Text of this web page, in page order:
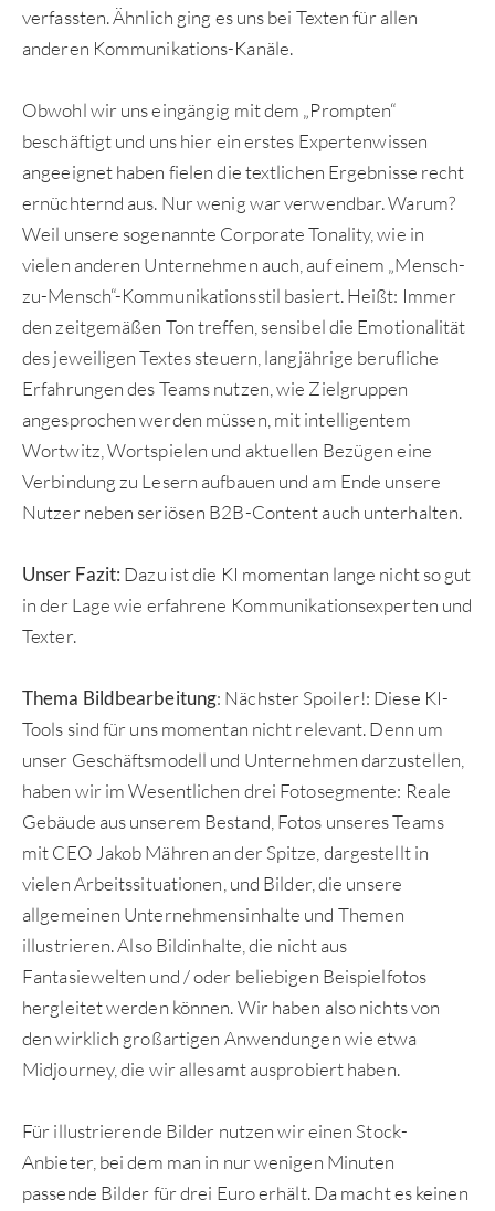
verfassten. Ähnlich ging es uns bei Texten für allen
anderen Kommunikations-Kanäle.
Obwohl wir uns eingängig mit dem „Prompten“
beschäftigt und uns hier ein erstes Expertenwissen
angeeignet haben fielen die textlichen Ergebnisse recht
ernüchternd aus. Nur wenig war verwendbar. Warum?
Weil unsere sogenannte Corporate Tonality, wie in
vielen anderen Unternehmen auch, auf einem „Mensch-
zu-Mensch“-Kommunikationsstil basiert. Heißt: Immer
den zeitgemäßen Ton treffen, sensibel die Emotionalität
des jeweiligen Textes steuern, langjährige berufliche
Erfahrungen des Teams nutzen, wie Zielgruppen
angesprochen werden müssen, mit intelligentem
Wortwitz, Wortspielen und aktuellen Bezügen eine
Verbindung zu Lesern aufbauen und am Ende unsere
Nutzer neben seriösen B2B-Content auch unterhalten.
Unser Fazit: Dazu ist die KI momentan lange nicht so gut
in der Lage wie erfahrene Kommunikationsexperten und
Texter.
Thema Bildbearbeitung: Nächster Spoiler!: Diese KI-
Tools sind für uns momentan nicht relevant. Denn um
unser Geschäftsmodell und Unternehmen darzustellen,
haben wir im Wesentlichen drei Fotosegmente: Reale
Gebäude aus unserem Bestand, Fotos unseres Teams
mit CEO Jakob Mähren an der Spitze, dargestellt in
vielen Arbeitssituationen, und Bilder, die unsere
allgemeinen Unternehmensinhalte und Themen
illustrieren. Also Bildinhalte, die nicht aus
Fantasiewelten und / oder beliebigen Beispielfotos
hergleitet werden können. Wir haben also nichts von
den wirklich großartigen Anwendungen wie etwa
Midjourney, die wir allesamt ausprobiert haben.
Für illustrierende Bilder nutzen wir einen Stock-
Anbieter, bei dem man in nur wenigen Minuten
passende Bilder für drei Euro erhält. Da macht es keinen